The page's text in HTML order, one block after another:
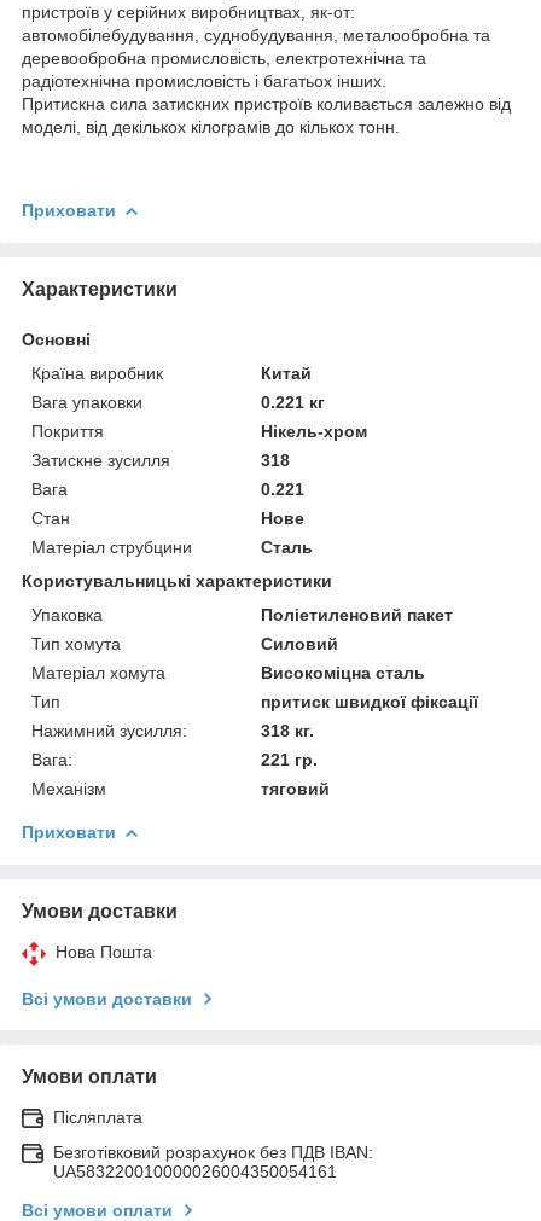
пристроїв у серійних виробництвах, як-от:
автомобілебудування, суднобудування, металообробна та
деревообробна промисловість, електротехнічна та
радіотехнічна промисловість і багатьох інших.
Притискна сила затискних пристроїв коливається залежно від
моделі, від декількох кілограмів до кількох тонн.
Приховати
Характеристики
Основні
Країна виробник
Китай
Вага упаковки
0.221 кг
Покриття
Нікель-хром
Затискне зусилля
318
Вага
0.221
Стан
Нове
Матеріал струбцини
Сталь
Користувальницькі характеристики
Упаковка
Поліетиленовий пакет
Тип хомута
Силовий
Матеріал хомута
Високоміцна сталь
Тип
притиск швидкої фіксації
Нажимний зусилля:
318 кг.
Вага:
221 гр.
Механізм
тяговий
Приховати
Умови доставки
Нова Пошта
Всі умови доставки
Умови оплати
Післяплата
Безготівковий розрахунок без ПДВ IBAN:
UA583220010000026004350054161
Всі умови оплати